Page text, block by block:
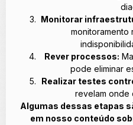
Monitorar
monitoramento
Rever processos:
pode eliminar
Realizar testes
revelam onde
Algumas dessas etapas
em nosso conteúdo